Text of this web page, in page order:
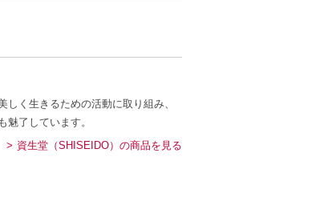
く生きるための活動に取り組み、
了しています。
資生堂（SHISEIDO）の商品を見る